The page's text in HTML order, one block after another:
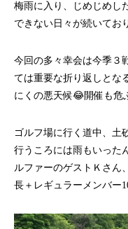
梅雨に入り、じめじめし
できない日々が続いてお
今回の多々幸会は今季３
ては重要な折り返しとな
にくの悪天候😂開催も危
ゴルフ場に行く道中、土
行うころには雨もいった
ルファーのゲストＫさん
長＋レギュラーメンバー